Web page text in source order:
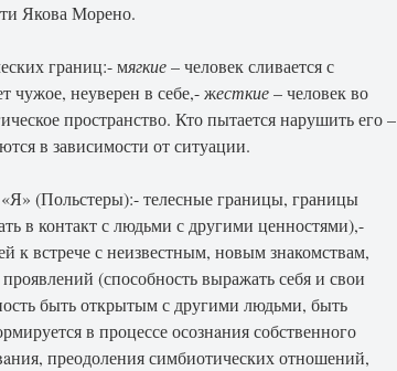
Якова Морено.
границ:- мягкие– человек сливается с
чужое, неуверен в себе,- жесткие– человек во
пространство. Кто пытается нарушить его –
в зависимости от ситуации.
«Я» (Польстеры):- телесные границы, границы
в контакт с людьми с другими ценностями),-
к встрече с неизвестным, новым знакомствам,
(способность выражать себя и свои
быть открытым с другими людьми, быть
в процессе осознaния собственного
преодоления симбиотических отношений,